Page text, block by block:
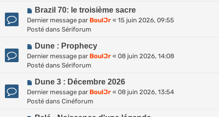
es
s
a
e
a
u
m
s
s
a
e
N
o
u
a
u
s
s
Brazil 70: le troisième sacre
Dernier message par BoulJr « 15 juin 2026, 09:55
Posté dans Sériforum
N
o
u
a
u
Dune : Prophecy
Dernier message par BoulJr « 08 juin 2026, 14:08
Posté dans Sériforum
N
o
u
Dune 3 : Décembre 2026
Dernier message par BoulJr « 08 juin 2026, 13:54
Posté dans Cinéforum